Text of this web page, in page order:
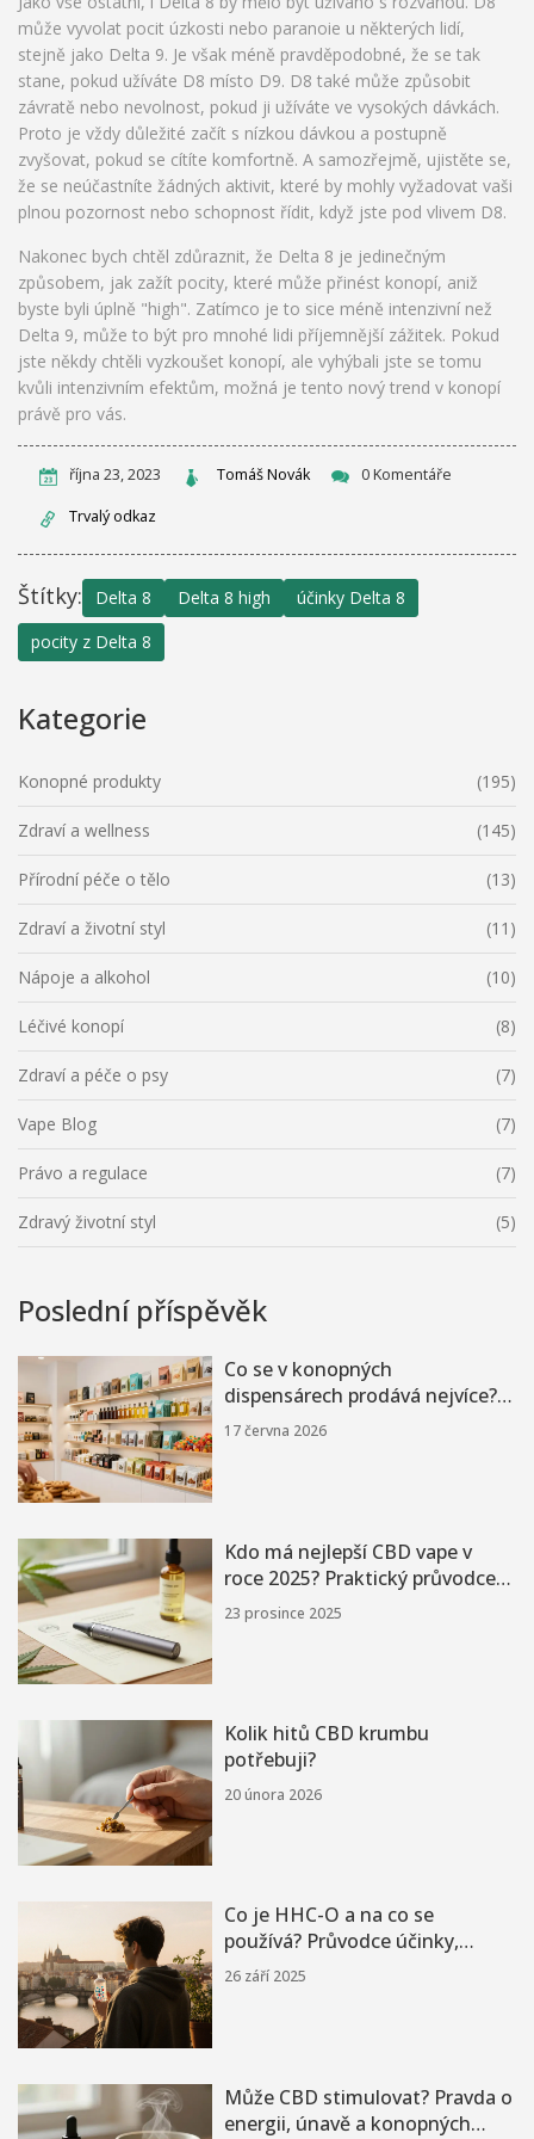
může vyvolat pocit úzkosti nebo paranoie u některých lidí,
stejně jako Delta 9. Je však méně pravděpodobné, že se tak
stane, pokud užíváte D8 místo D9. D8 také může způsobit
závratě nebo nevolnost, pokud ji užíváte ve vysokých dávkách.
Proto je vždy důležité začít s nízkou dávkou a postupně
zvyšovat, pokud se cítíte komfortně. A samozřejmě, ujistěte se,
že se neúčastníte žádných aktivit, které by mohly vyžadovat vaši
plnou pozornost nebo schopnost řídit, když jste pod vlivem D8.
Nakonec bych chtěl zdůraznit, že Delta 8 je jedinečným
způsobem, jak zažít pocity, které může přinést konopí, aniž
byste byli úplně "high". Zatímco je to sice méně intenzivní než
Delta 9, může to být pro mnohé lidi příjemnější zážitek. Pokud
jste někdy chtěli vyzkoušet konopí, ale vyhýbali jste se tomu
kvůli intenzivním efektům, možná je tento nový trend v konopí
právě pro vás.
října 23, 2023 Tomáš Novák 0 Komentáře
Trvalý odkaz
Štítky: Delta 8 Delta 8 high
účinky Delta 8
pocity z Delta 8
Kategorie
Konopné produkty (195)
Zdraví a wellness (145)
Přírodní péče o tělo (13)
Zdraví a životní styl (11)
Nápoje a alkohol (10)
Léčivé konopí (8)
Zdraví a péče o psy (7)
Vape Blog (7)
Právo a regulace (7)
Zdravý životní styl (5)
Poslední příspěvěk
Co se v konopných
dispensárech prodává nejvíce?
Hitparáda produktů roku 2026
17 června 2026
Kdo má nejlepší CBD vape v
roce 2025? Praktický průvodce
výběrem
23 prosince 2025
Kolik hitů CBD krumbu
potřebuji?
20 února 2026
Co je HHC-O a na co se
používá? Průvodce účinky,
dávkováním i legálním stavem
26 září 2025
Může CBD stimulovat? Pravda o
energii, únavě a konopných